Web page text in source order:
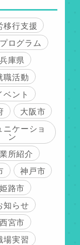
移行支援
ログラム
兵庫県
職活動
ベント
大阪市
ニケーショ
ン
所紹介
神戸市
姫路市
知らせ
西宮市
場実習